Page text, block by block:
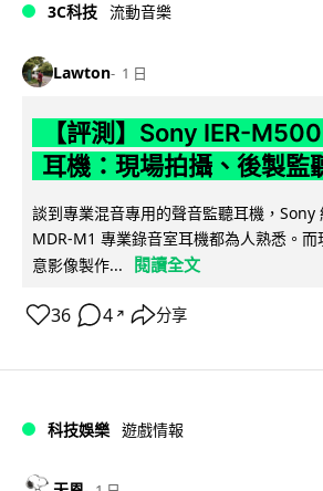
3C科技 流動音樂
Lawton 1 日
【評測】Sony IER-
耳機：現場拍攝、後製監
談到專業混音專用的聲音監聽耳機，Sony
MDR-M1 專業錄音室耳機都為人熟悉。而
意影像製作...
閱讀全文
36 4 ↗ 分享
科技娛樂 遊戲情報